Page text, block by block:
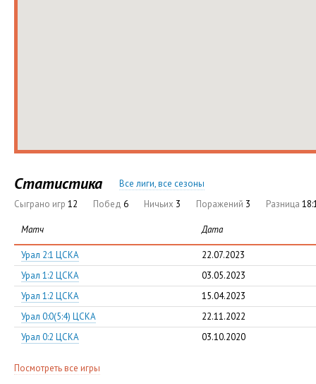
Статистика
Все лиги, все сезоны
Сыграно игр 12 Побед 6 Ничьих 3 Поражений 3 Разница
Матч Дата
Урал 2:1 ЦСКА
22.07.2023
Урал 1:2 ЦСКА
03.05.2023
Урал 1:2 ЦСКА
15.04.2023
Урал 0:0(5:4) ЦСКА
22.11.2022
Урал 0:2 ЦСКА
03.10.2020
Посмотреть все игры